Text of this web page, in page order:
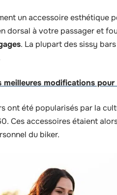
un accessoire esthétique
dorsal à votre passager et
. La plupart des sissy
meilleures modifications
ont été popularisés par la
Ces accessoires étaient
du biker.